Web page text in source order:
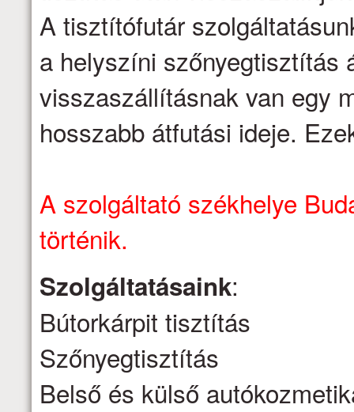
A tisztítófutár
a helyszíni szőnyegtisztítás
visszaszállításnak van egy
hosszabb átfutási ideje.
A szolgáltató székhelye
történik.
Szolgáltatásaink:
Bútorkárpit tisztítás
Szőnyegtisztítás
Belső és külső